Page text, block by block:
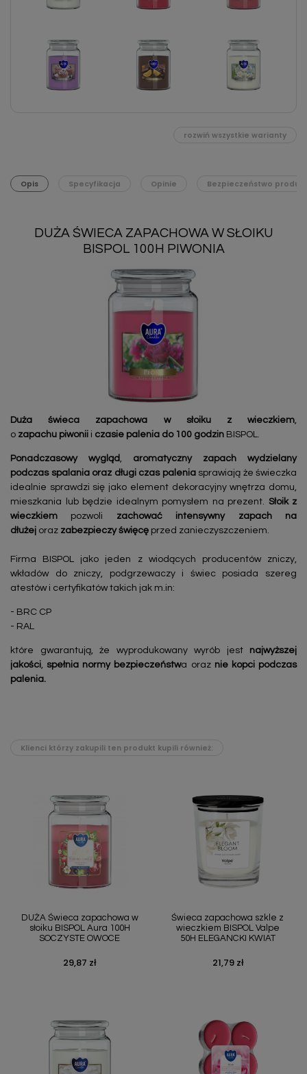
rozwiń wszystkie warianty
Opis Specyfikacja Opinie Bezpieczeństwo
DUŻA ŚWIECA ZAPACHOWA W SŁOIKU
BISPOL 100H PIWONIA
Duża świeca zapachowa w słoiku z wieczkiem,
o zapachu piwonii i czasie palenia do 100 godzin BISPOL.
Ponadczasowy wygląd , aromatyczny zapach wydzielany
podczas spalania oraz długi czas paleniasprawiają że świeczka
idealnie sprawdzi się jako element dekoracyjny wnętrza domu,
mieszkania lub będzie idealnym pomysłem na prezent. Słoik z
wieczkiem pozwoli zachować intensywny zapach na
dłużej oraz zabezpieczy święcę przed zanieczyszczeniem.
Firma BISPOL jako jeden z wiodących producentów zniczy,
wkładów do zniczy, podgrzewaczy i świec posiada szereg
atestów i certyfikatów takich jak m.in:
- BRC CP
- RAL
które gwarantują, że wyprodukowany wyrób jest najwyższej
jakości,spełnia normy bezpieczeństwa oraz nie kopci podczas
palenia.
Klienci którzy zakupili ten produkt kupili również:
DUŻA Świeca zapachowa w
słoiku BISPOL Aura 100H
SOCZYSTE OWOCE
Cena
29,87 zł
Świeca zapachowa szkle z
wieczkiem BISPOL Valpe
50H ELEGANCKI KWIAT
Cena
21,79 zł